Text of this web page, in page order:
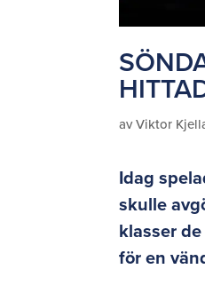
avViktor
Idag
skulle
klasser
för en